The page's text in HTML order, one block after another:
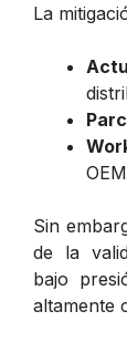
La
OEM
Sin
de la
bajo
altamente